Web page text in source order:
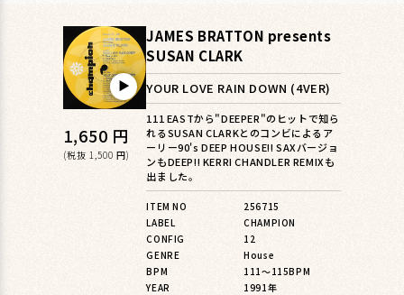
▶︎
通
常
1,650 円
(税抜 1,500 円)
JAMES BRATTON presents
SUSAN CLARK
YOUR LOVE RAIN DOWN (4VER)
111 EASTから"DEEPER"のヒットで知ら
れるSUSAN CLARKとのコンビによるア
ーリー90's DEEP HOUSE!! SAXバージョ
ンもDEEP!! KERRI CHANDLER REMIXも
出ました。
ITEM NO
256715
LABEL
CHAMPION
CONFIG
12
GENRE
House
BPM
111〜115BPM
YEAR
1991年